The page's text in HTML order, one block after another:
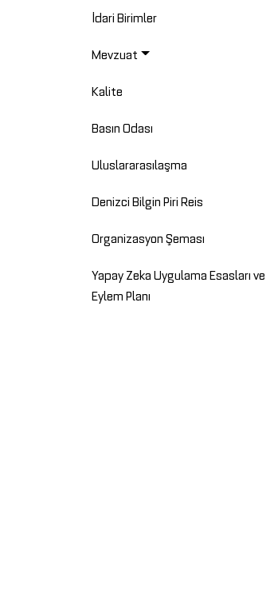
İdari Birimler
Mevzuat
Kalite
Basın Odası
Uluslararasılaşma
Denizci Bilgin Piri Reis
Organizasyon Şeması
Yapay Zeka Uygulama Esasları ve
Eylem Planı